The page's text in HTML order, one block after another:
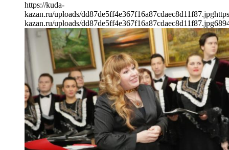
https://kuda-
kazan.ru/uploads/dd87de5ff4e367f16a87cdaec8d11f87.jpg
kazan.ru/uploads/dd87de5ff4e367f16a87cdaec8d11f87.jpg689